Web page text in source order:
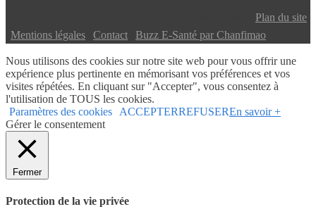
Plan du site
Mentions légales Contact Buzz E-Santé par Chanfimao
Nous utilisons des cookies sur notre site web pour vous offrir une
expérience plus pertinente en mémorisant vos préférences et vos
visites répétées. En cliquant sur "Accepter", vous consentez à
l'utilisation de TOUS les cookies.
Paramètres des cookies ACCEPTERREFUSEREn savoir +
Gérer le consentement
Fermer
Protection de la vie privée